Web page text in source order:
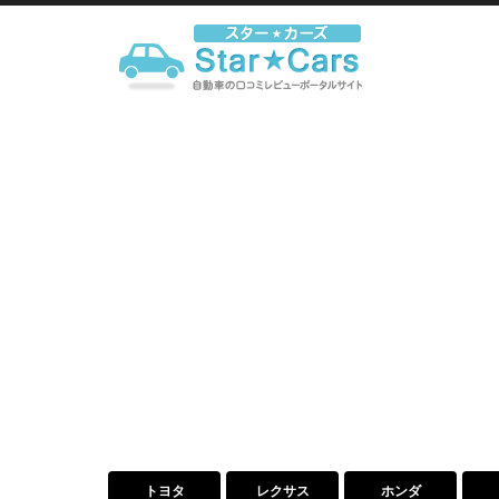
トヨタ レクサス ホンダ